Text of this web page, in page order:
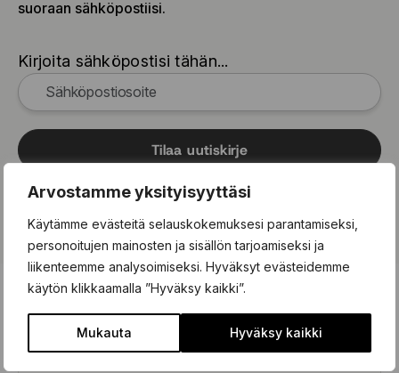
Arvostamme yksityisyyttäsi
Käytämme evästeitä selauskokemuksesi parantamiseksi,
personoitujen mainosten ja sisällön tarjoamiseksi ja
liikenteemme analysoimiseksi. Hyväksyt evästeidemme
käytön klikkaamalla ”Hyväksy kaikki”.
Mukauta Hyväksy kaikki
suoraan sähköpostiisi.
Kirjoita sähköpostisi tähän...
Tilaa uutiskirje
Lähettämällä tämän lomakkeen hyväksyt, että tietojasi käsitellään
Rengaspalvelut